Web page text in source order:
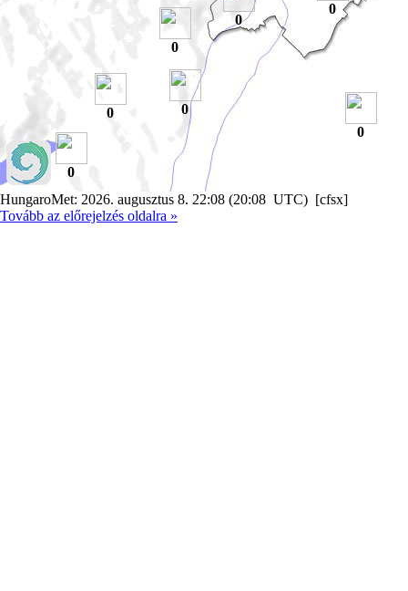
0
0
0
0
0
0
0
HungaroMet: 2026. augusztus 8. 22:08 (20:08 UTC) [cfsx]
Tovább az előrejelzés oldalra »